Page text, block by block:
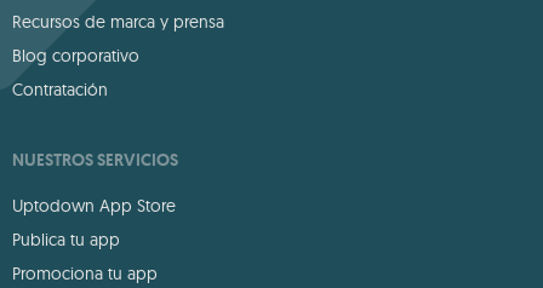
Recursos de marca y prensa
Blog corporativo
Contratación
NUESTROS SERVICIOS
Uptodown App Store
Publica tu app
Promociona tu app